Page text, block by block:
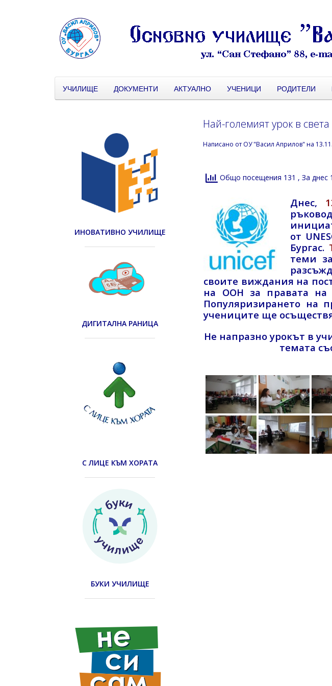
УЧИЛИЩЕ ДОКУМЕНТИ АКТУАЛНО УЧЕНИЦИ РОДИТЕЛИ
Най-големият урок в света
Написано от ОУ "Васил Априлов" на
Общо посещения 131 , За днес 1
Днес,
от
Бургас.
теми
своите виждания на
на ООН за правата на
Популяризирането на
учениците ще
Не напразно урокът в
темата
ИНОВАТИВНО УЧИЛИЩЕ
ДИГИТАЛНА РАНИЦА
С ЛИЦЕ КЪМ ХОРАТА
БУКИ УЧИЛИЩЕ